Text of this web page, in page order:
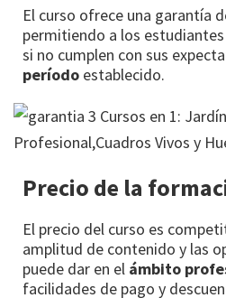
El curso ofrece una garantía
permitiendo a los
si no cumplen con sus
período establecido.
Precio de la
El precio del curso es
amplitud de contenido y las
puede dar en el ámbito
facilidades de pago y